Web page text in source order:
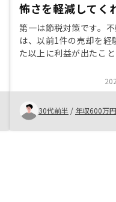
怖さを軽減してく
第一は節税対策です。
は、以前1件の売却を経
た以上に利益が出たこ
とが、2件目の購入に
た。 初めは怖い面もあ
が、リノシーの営業マ
のおかげで、スムーズに
ができました。
30代前半 / 年収600万